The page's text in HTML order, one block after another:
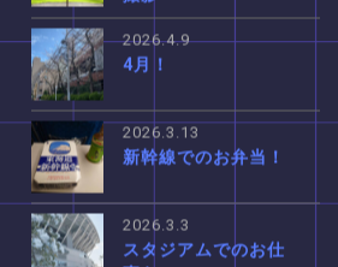
2026.4.9
4月！
2026.3.13
新幹線でのお弁当！
2026.3.3
スタジアムでのお仕